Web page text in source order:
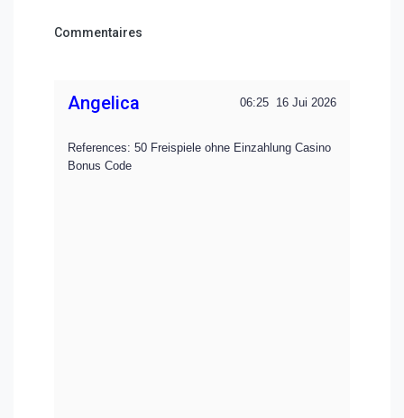
Commentaires
16 Jui 2026
06:25
Angelica
References: 50 Freispiele ohne Einzahlung Casino
Bonus Code